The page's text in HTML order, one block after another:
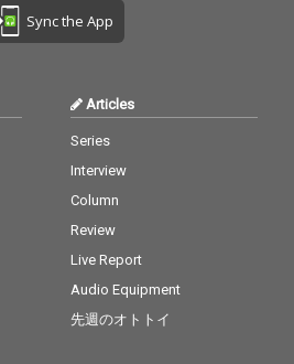
Sync the App
Articles
Series
Interview
Column
Review
Live Report
Audio Equipment
先週のオトトイ